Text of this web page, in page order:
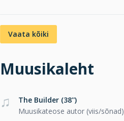
Vaata kõiki
Muusikaleht
The Builder (38'')
Muusikateose autor (viis/sõnad)